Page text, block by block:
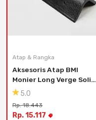
Atap & Rangka
Aksesoris Atap BMI
Monier Long Verge Solid
- Brown
5.0
Rp. 18.443
Rp. 15.117